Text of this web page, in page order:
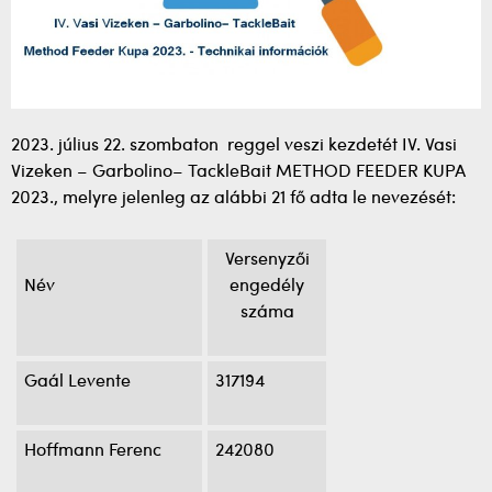
2023. július 22. szombaton reggel veszi kezdetét IV. Vasi
Vizeken – Garbolino– TackleBait METHOD FEEDER KUPA
2023., melyre jelenleg az alábbi 21 fő adta le nevezését:
Név
Versenyzői
engedély
száma
Gaál Levente 317194
Hoffmann Ferenc 242080